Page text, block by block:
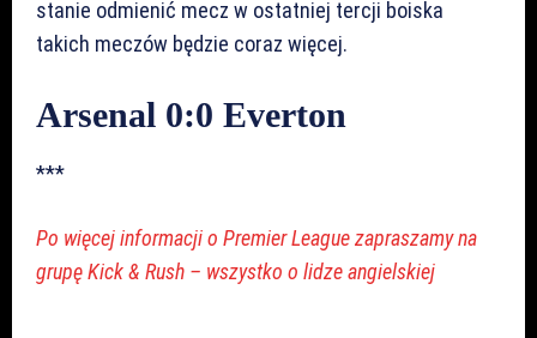
stanie odmienić mecz w ostatniej tercji boiska
takich meczów będzie coraz więcej.
Arsenal 0:0 Everton
***
Po więcej informacji o Premier League zapraszamy na
grupę Kick & Rush – wszystko o lidze angielskiej